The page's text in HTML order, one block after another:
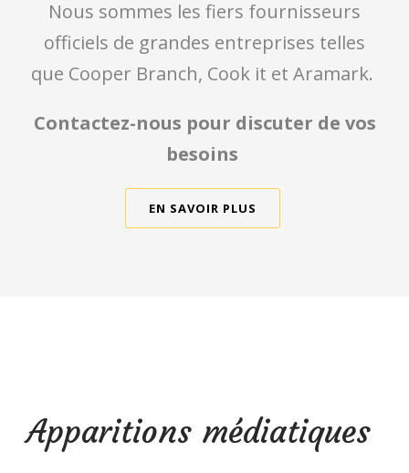
Nous sommes les fiers fournisseurs
officiels de grandes entreprises telles
que Cooper Branch, Cook it et Aramark.
Contactez-nous pour discuter de vos
besoins
EN SAVOIR PLUS
Apparitions médiatiques